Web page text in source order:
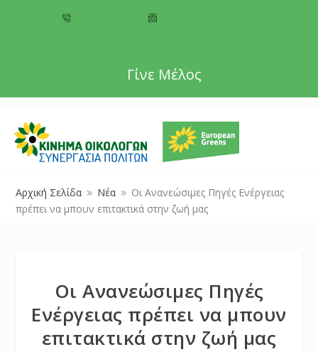
Γίνε Μέλος
Αρχική Σελίδα 9 Νέα 9 Οι Ανανεώσιμες Πηγές Ενέργειας
πρέπει να μπουν επιτακτικά στην ζωή μας
Οι Ανανεώσιμες Πηγές
Ενέργειας πρέπει να μπουν
επιτακτικά στην ζωή μας